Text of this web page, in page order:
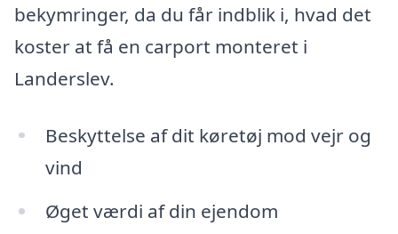
bekymringer, da du får indblik i, hvad det
koster at få en carport monteret i
Landerslev.
Beskyttelse af dit køretøj mod vejr og
vind
Øget værdi af din ejendom